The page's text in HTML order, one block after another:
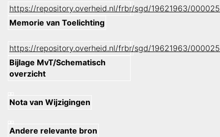
https://repository.overheid.nl/frbr/sgd/19621963/
Memorie van Toelichting
https://repository.overheid.nl/frbr/sgd/19621963/
Bijlage MvT/Schematisch
overzicht
Nota van Wijzigingen
Andere relevante bron